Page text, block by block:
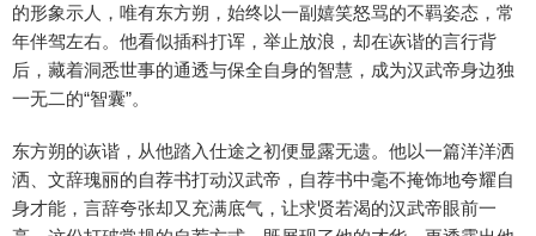
的形象示人，唯有东方朔，始终以一副嬉笑怒骂的不羁姿态，常
年伴驾左右。他看似插科打诨，举止放浪，却在诙谐的言行背
后，藏着洞悉世事的通透与保全自身的智慧，成为汉武帝身边独
一无二的“智囊”。
东方朔的诙谐，从他踏入仕途之初便显露无遗。他以一篇洋洋洒
洒、文辞瑰丽的自荐书打动汉武帝，自荐书中毫不掩饰地夸耀自
身才能，言辞夸张却又充满底气，让求贤若渴的汉武帝眼前一